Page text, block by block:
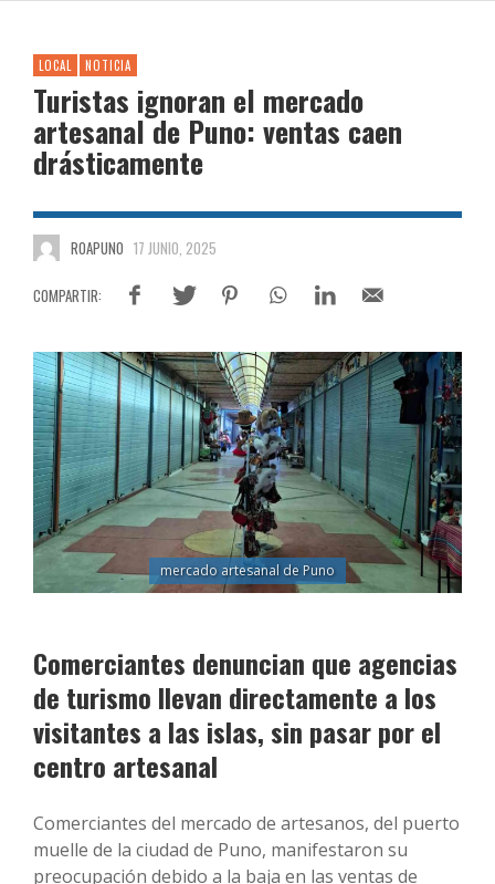
LOCAL NOTICIA
Turistas ignoran el mercado
artesanal de Puno: ventas caen
drásticamente
ROAPUNO 17 JUNIO, 2025
mercado artesanal de Puno
Comerciantes denuncian que agencias
de turismo llevan directamente a los
visitantes a las islas, sin pasar por el
centro artesanal
Comerciantes del mercado de artesanos, del puerto
muelle de la ciudad de Puno, manifestaron su
preocupación debido a la baja en las ventas de